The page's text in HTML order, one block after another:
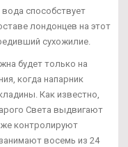
способствует
лондонцев на этот
сухожилие.
будет только на
когда напарник
Как известно,
Света выдвигают
контролируют
восемь из 24